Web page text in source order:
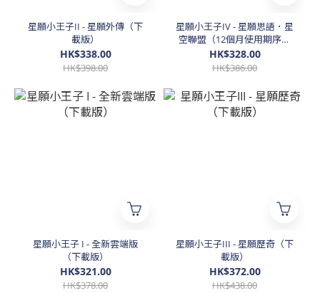
星願小王子II - 星願外傳（下
載版）
HK$338.00
HK$398.00
星願小王子IV - 星願思語．星
空聯盟（12個月使用期序號
下載版）
HK$328.00
HK$386.00
星願小王子 I - 全新雲端版
（下載版）
HK$321.00
HK$378.00
星願小王子III - 星願歷奇（下
載版）
HK$372.00
HK$438.00